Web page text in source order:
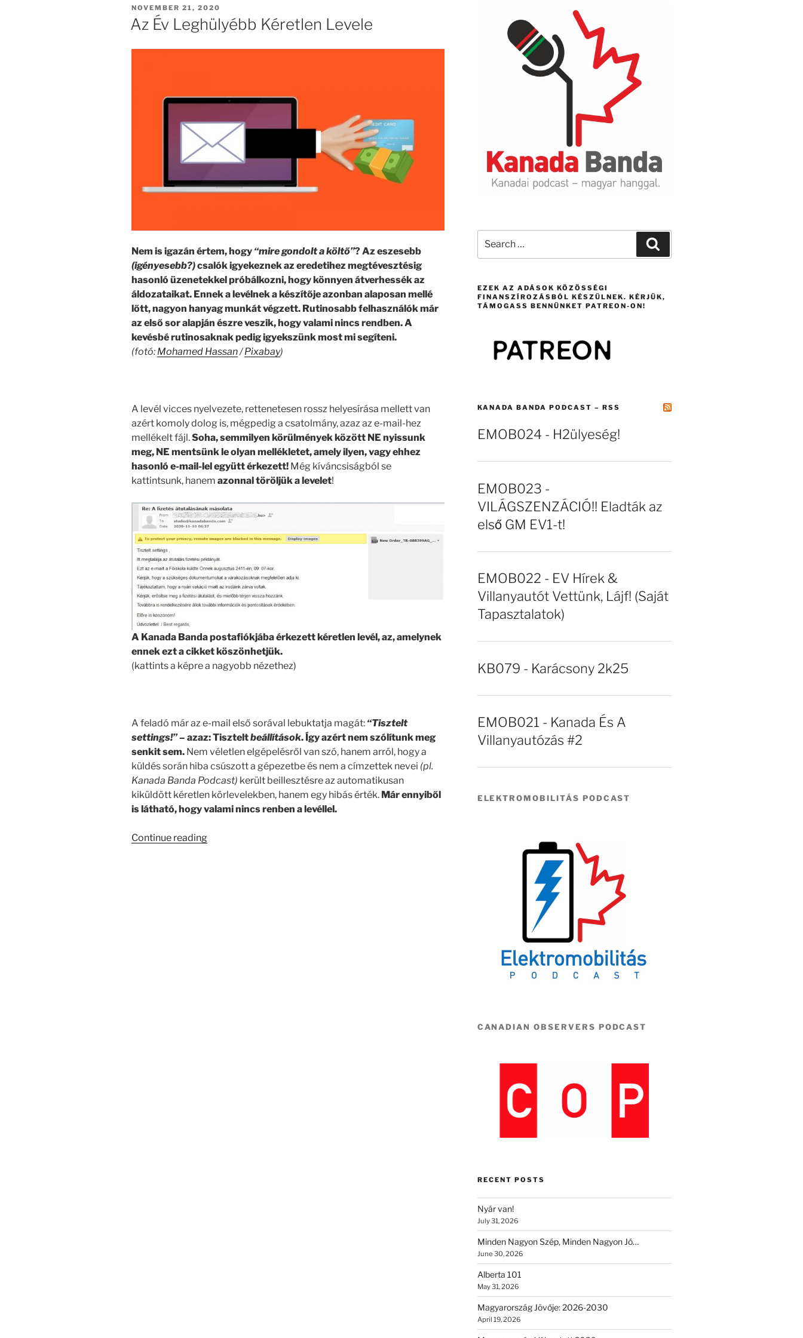
POSTED
ON
NOVEMBER 21, 2020
Az Év Leghülyébb Kéretlen Levele
Nem is igazán értem, hogy “mire gondolt a költő”? Az eszesebb
(igényesebb?)csalók igyekeznek az eredetihez megtévesztésig
hasonló üzenetekkel próbálkozni, hogy könnyen átverhessék az
áldozataikat. Ennek a levélnek a készítője azonban alaposan mellé
lőtt, nagyon hanyag munkát végzett. Rutinosabb felhasználók már
az első sor alapján észre veszik, hogy valami nincs rendben. A
kevésbé rutinosaknak pedig igyekszünk most mi segíteni.
(fotó: Mohamed Hassan/Pixabay)
A levél vicces nyelvezete, rettenetesen rossz helyesírása mellett van
azért komoly dolog is, mégpedig a csatolmány, azaz az e-mail-hez
mellékelt fájl.Soha, semmilyen körülmények között NE nyissunk
meg, NE mentsünk le olyan mellékletet, amely ilyen, vagy ehhez
hasonló e-mail-lel együtt érkezett! Még kíváncsiságból se
kattintsunk, hanem azonnal töröljük a levelet!
A Kanada Banda postafiókjába érkezett kéretlen levél, az, amelynek
ennek ezt a cikket köszönhetjük.
(kattints a képre a nagyobb nézethez)
A feladó már az e-mail első sorával lebuktatja magát: “Tisztelt
settings!”– azaz: Tiszteltbeállítások. Így azért nem szólítunk meg
senkit sem. Nem véletlen elgépelésről van szó, hanem arról, hogy a
küldés során hiba csúszott a gépezetbe és nem a címzettek nevei (pl.
Kanada Banda Podcast) került beillesztésre az automatikusan
kiküldött kéretlen körlevelekben, hanem egy hibás érték. Már ennyiből
is látható, hogy valami nincs renben a levéllel.
Continue reading“Az
for:
EZEK AZ ADÁSOK KÖZÖSSÉGI
FINANSZÍROZÁSBÓL KÉSZÜLNEK. KÉRJÜK,
TÁMOGASS BENNÜNKET PATREON-ON!
KANADA BANDA PODCAST – RSS
EMOB024 - H2ülyeség!
EMOB023 -
VILÁGSZENZÁCIÓ!! Eladták az
első GM EV1-t!
EMOB022 - EV Hírek &
Villanyautót Vettünk, Lájf! (Saját
Tapasztalatok)
KB079 - Karácsony 2k25
EMOB021 - Kanada És A
Villanyautózás #2
ELEKTROMOBILITÁS PODCAST
CANADIAN OBSERVERS PODCAST
RECENT POSTS
Nyár van!
July 31, 2026
Minden Nagyon Szép, Minden Nagyon Jó…
June 30, 2026
Alberta 101
May 31, 2026
Magyarország Jövője: 2026-2030
April 19, 2026